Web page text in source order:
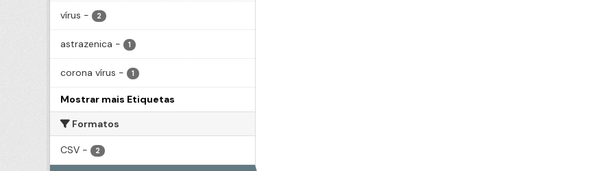
vírus - 2
astrazenica - 1
corona vírus - 1
Mostrar mais Etiquetas
Formatos
CSV - 2